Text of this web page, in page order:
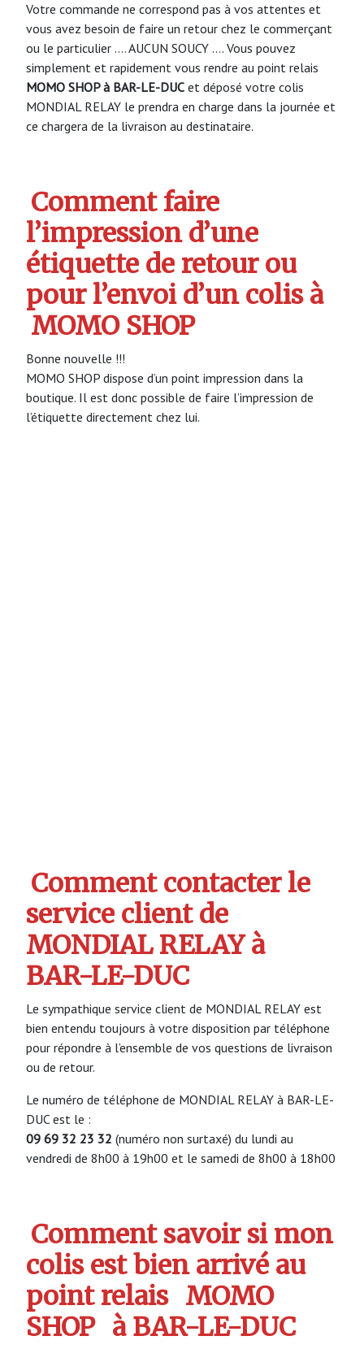
Votre commande ne correspond pas à vos attentes et
vous avez besoin de faire un retour chez le commerçant
ou le particulier …. AUCUN SOUCY …. Vous pouvez
simplement et rapidement vous rendre au point relais
MOMO SHOP à BAR-LE-DUC et déposé votre colis
MONDIAL RELAY le prendra en charge dans la journée et
ce chargera de la livraison au destinataire.
Comment faire
l’impression d’une
étiquette de retour ou
pour l’envoi d’un colis à
MOMO SHOP
Bonne nouvelle !!!
MOMO SHOP dispose d’un point impression dans la
boutique. Il est donc possible de faire l’impression de
l’étiquette directement chez lui.
Comment contacter le
service client de
MONDIAL RELAY à
BAR-LE-DUC
Le sympathique service client de MONDIAL RELAY est
bien entendu toujours à votre disposition par téléphone
pour répondre à l’ensemble de vos questions de livraison
ou de retour.
Le numéro de téléphone de MONDIAL RELAY à BAR-LE-
DUC est le :
09 69 32 23 32 (numéro non surtaxé) du lundi au
vendredi de 8h00 à 19h00 et le samedi de 8h00 à 18h00
Comment savoir si mon
colis est bien arrivé au
point relais MOMO
SHOP à BAR-LE-DUC